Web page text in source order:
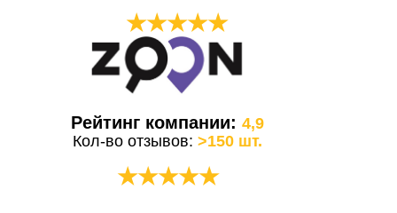
★★★★★
Рейтинг компании:4,9
Кол-во отзывов:>150 шт.
★★★★★